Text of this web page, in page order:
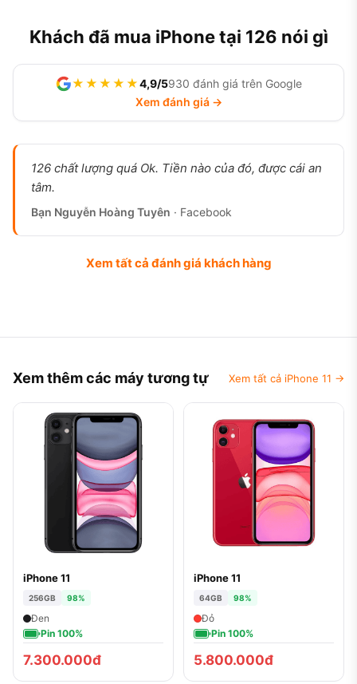
Khách đã mua iPhone tại 126 nói gì
★★★★★4,9/5930 đánh giá trên Google
Xem đánh giá →
126 chất lượng quá Ok. Tiền nào của đó, được cái an
tâm.
Bạn Nguyễn Hoàng Tuyên · Facebook
Xem tất cả đánh giá khách hàng
Xem thêm các máy tương tự Xem tất cả iPhone 11 →
iPhone 11
256GB 98%
Đen
Pin 100%
7.300.000đ
iPhone 11
64GB 98%
Đỏ
Pin 100%
5.800.000đ